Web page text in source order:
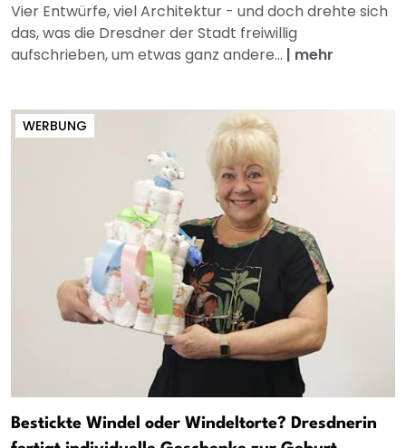
Vier Entwürfe, viel Architektur - und doch drehte sich
das, was die Dresdner der Stadt freiwillig
aufschrieben, um etwas ganz andere... | mehr
WERBUNG
Bestickte Windel oder Windeltorte? Dresdnerin